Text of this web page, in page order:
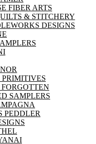
FIBER ARTS
& STITCHERY
DESIGNS
SAMPLERS
PEDDLER